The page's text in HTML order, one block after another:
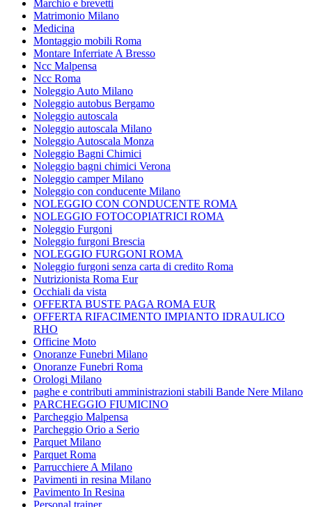
Marchio e brevetti
Matrimonio Milano
Medicina
Montaggio mobili Roma
Montare Inferriate A Bresso
Ncc Malpensa
Ncc Roma
Noleggio Auto Milano
Noleggio autobus Bergamo
Noleggio autoscala
Noleggio autoscala Milano
Noleggio Autoscala Monza
Noleggio Bagni Chimici
Noleggio bagni chimici Verona
Noleggio camper Milano
Noleggio con conducente Milano
NOLEGGIO CON CONDUCENTE ROMA
NOLEGGIO FOTOCOPIATRICI ROMA
Noleggio Furgoni
Noleggio furgoni Brescia
NOLEGGIO FURGONI ROMA
Noleggio furgoni senza carta di credito Roma
Nutrizionista Roma Eur
Occhiali da vista
OFFERTA BUSTE PAGA ROMA EUR
OFFERTA RIFACIMENTO IMPIANTO IDRAULICO
RHO
Officine Moto
Onoranze Funebri Milano
Onoranze Funebri Roma
Orologi Milano
paghe e contributi amministrazioni stabili Bande Nere Milano
PARCHEGGIO FIUMICINO
Parcheggio Malpensa
Parcheggio Orio a Serio
Parquet Milano
Parquet Roma
Parrucchiere A Milano
Pavimenti in resina Milano
Pavimento In Resina